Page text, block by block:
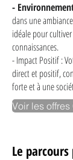
-
dans une
idéale pour
connaissances.
- Impact Positif :
direct et positif,
forte et à une
Voir les offres
Le